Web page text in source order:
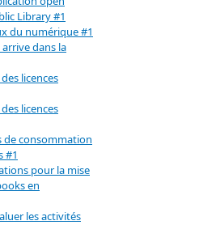
Library #1
du numérique #1
arrive dans la
licences
licences
de consommation
#1
pour la mise
en
les activités